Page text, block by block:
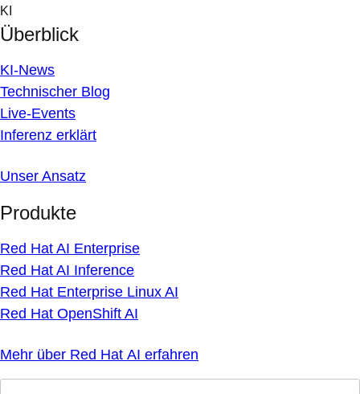
Skip
to
content
KI
Überblick
KI-News
Technischer Blog
Live-Events
Inferenz erklärt
Unser Ansatz
Produkte
Red Hat AI Enterprise
Red Hat AI Inference
Red Hat Enterprise Linux AI
Red Hat OpenShift AI
Mehr über Red Hat AI erfahren